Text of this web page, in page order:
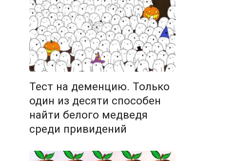
Тест на деменцию. Только
один из десяти способен
найти белого медведя
среди привидений